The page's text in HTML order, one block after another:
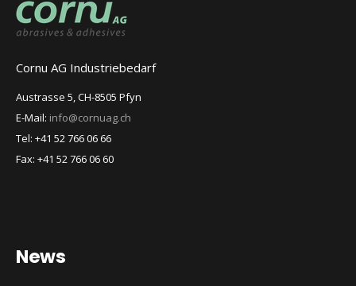
Cornu AG Industriebedarf
Austrasse 5, CH-8505 Pfyn
E-Mail: info@cornuag.ch
Tel: +41 52 766 06 66
Fax: +41 52 766 06 60
News